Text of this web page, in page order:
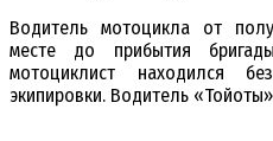
Водитель мотоцикла от
месте до прибытия
мотоциклист находился
экипировки. Водитель